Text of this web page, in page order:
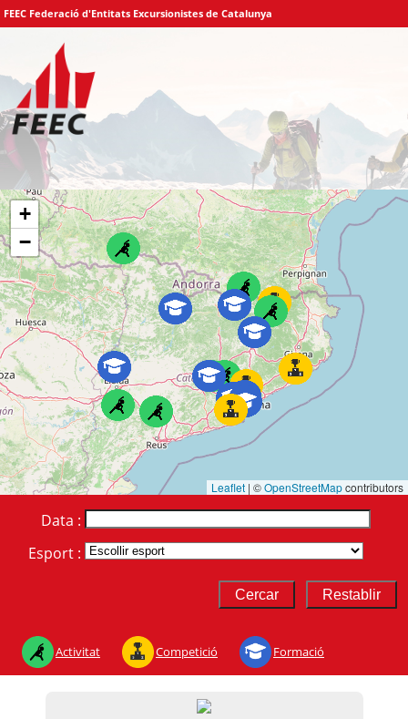
FEEC Federació d'Entitats Excursionistes de Catalunya
+
−
Leaflet | ©OpenStreetMapcontributors
Data :
Esport :
Activitat Competició Formació